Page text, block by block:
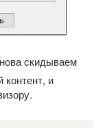
скидываем
и